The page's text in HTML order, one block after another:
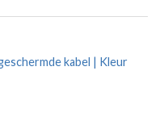
kabel | Kleur